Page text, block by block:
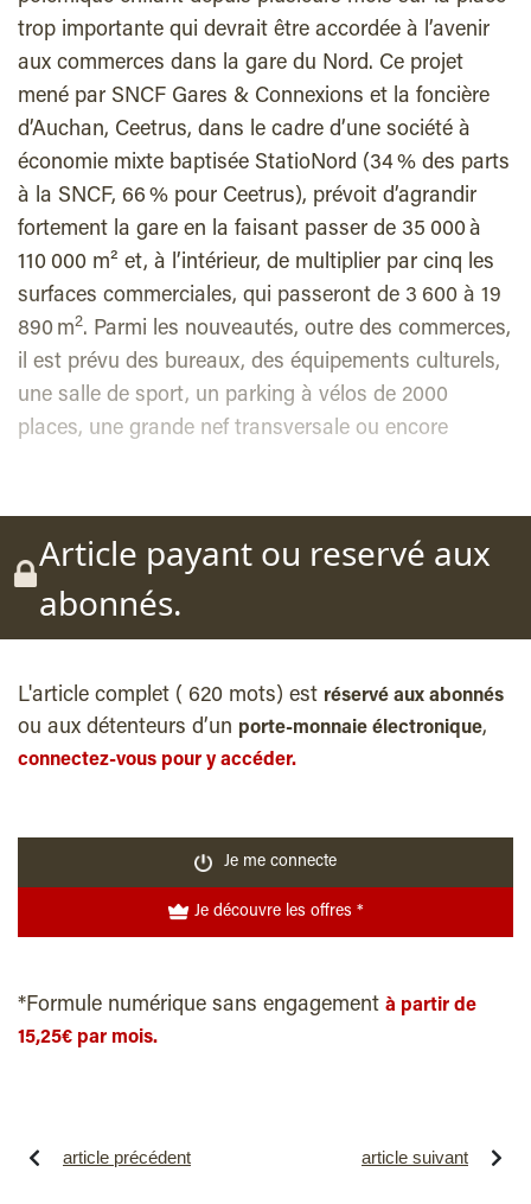
trop importante qui devrait être accordée à l’avenir
aux commerces dans la gare du Nord. Ce projet
mené par SNCF Gares & Connexions et la foncière
d’Auchan, Ceetrus, dans le cadre d’une société à
économie mixte baptisée StatioNord (34 % des parts
à la SNCF, 66 % pour Ceetrus), prévoit d’agrandir
fortement la gare en la faisant passer de 35 000 à
110 000 m² et, à l’intérieur, de multiplier par cinq les
surfaces commerciales, qui passeront de 3 600 à 19
890 m2. Parmi les nouveautés, outre des commerces,
il est prévu des bureaux, des équipements culturels,
une salle de sport, un parking à vélos de 2000
places, une grande nef transversale ou encore
Article payant ou reservé aux
abonnés.
L'article complet ( 620 mots) est réservé aux abonnés
ou aux détenteurs d’un porte-monnaie électronique,
connectez-vous pour y accéder.
Je me connecte
Je découvre les offres *
*Formule numérique sans engagement à partir de
15,25€ par mois.
article précédent article suivant